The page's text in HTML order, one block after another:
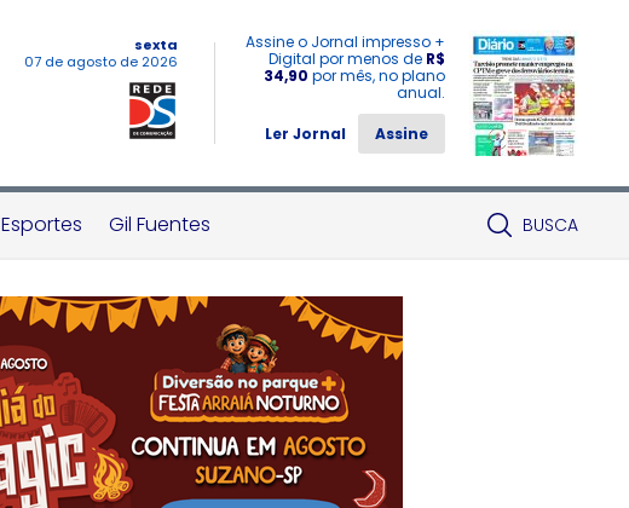
sexta
07 de agosto de 2026
Assine o Jornal impresso +
Digital por menos de R$
34,90 por mês, no plano
anual.
Ler Jornal
Assine
Esportes Gil Fuentes BUSCA